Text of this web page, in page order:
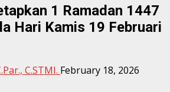
1 Ramadan 1447
Hari Kamis 19 Februari
C.STMI. February 18, 2026